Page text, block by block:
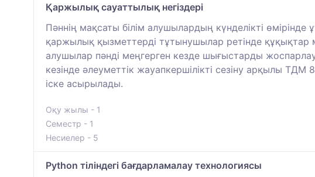
Қаржылық сауаттылық негіздері
Пәннің мақсаты білім алушылардың күнделікті
қаржылық қызметтерді тұтынушылар ретінде құқықтар
алушылар пәнді меңгерген кезде шығыстарды
кезінде әлеуметтік жауапкершілікті сезіну арқылы
іске асырылады.
Оқу жылы - 1
Семестр - 1
Несиелер - 5
Python тіліндегі бағдарламалау технологиясы